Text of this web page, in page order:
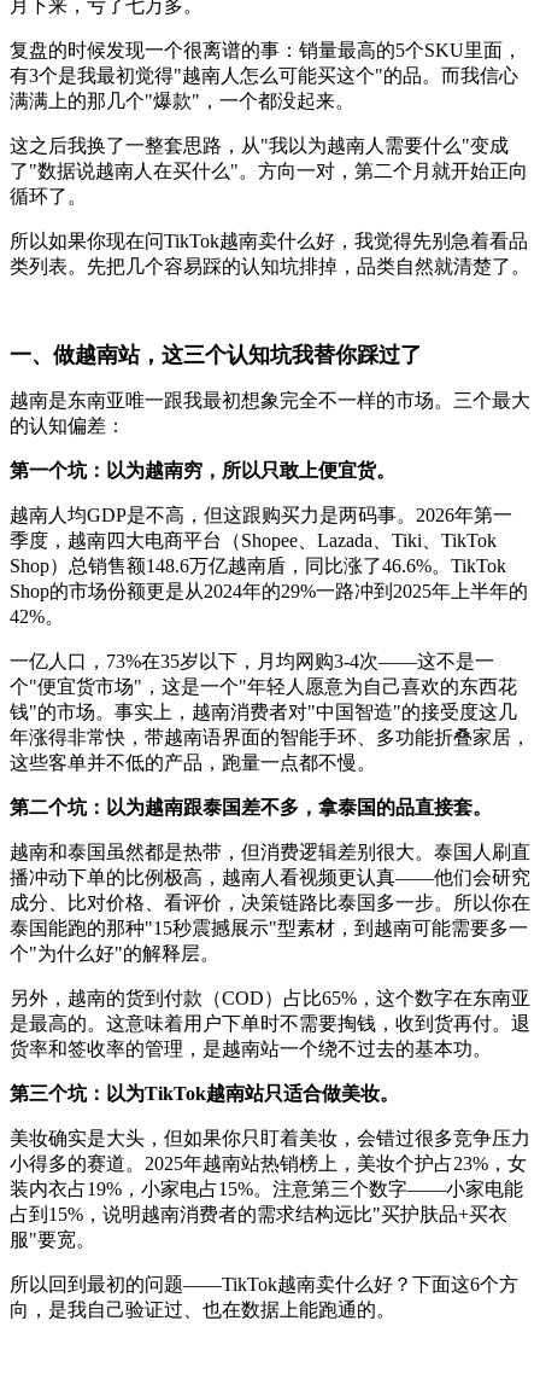
月下来，亏了七万多。
复盘的时候发现一个很离谱的事：销量最高的5个SKU里面，
有3个是我最初觉得"越南人怎么可能买这个"的品。而我信心
满满上的那几个"爆款"，一个都没起来。
这之后我换了一整套思路，从"我以为越南人需要什么"变成
了"数据说越南人在买什么"。方向一对，第二个月就开始正向
循环了。
所以如果你现在问TikTok越南卖什么好，我觉得先别急着看品
类列表。先把几个容易踩的认知坑排掉，品类自然就清楚了。
一、做越南站，这三个认知坑我替你踩过了
越南是东南亚唯一跟我最初想象完全不一样的市场。三个最大
的认知偏差：
第一个坑：以为越南穷，所以只敢上便宜货。
越南人均GDP是不高，但这跟购买力是两码事。2026年第一
季度，越南四大电商平台（Shopee、Lazada、Tiki、TikTok
Shop）总销售额148.6万亿越南盾，同比涨了46.6%。TikTok
Shop的市场份额更是从2024年的29%一路冲到2025年上半年的
42%。
一亿人口，73%在35岁以下，月均网购3-4次——这不是一
个"便宜货市场"，这是一个"年轻人愿意为自己喜欢的东西花
钱"的市场。事实上，越南消费者对"中国智造"的接受度这几
年涨得非常快，带越南语界面的智能手环、多功能折叠家居，
这些客单并不低的产品，跑量一点都不慢。
第二个坑：以为越南跟泰国差不多，拿泰国的品直接套。
越南和泰国虽然都是热带，但消费逻辑差别很大。泰国人刷直
播冲动下单的比例极高，越南人看视频更认真——他们会研究
成分、比对价格、看评价，决策链路比泰国多一步。所以你在
泰国能跑的那种"15秒震撼展示"型素材，到越南可能需要多一
个"为什么好"的解释层。
另外，越南的货到付款（COD）占比65%，这个数字在东南亚
是最高的。这意味着用户下单时不需要掏钱，收到货再付。退
货率和签收率的管理，是越南站一个绕不过去的基本功。
第三个坑：以为TikTok越南站只适合做美妆。
美妆确实是大头，但如果你只盯着美妆，会错过很多竞争压力
小得多的赛道。2025年越南站热销榜上，美妆个护占23%，女
装内衣占19%，小家电占15%。注意第三个数字——小家电能
占到15%，说明越南消费者的需求结构远比"买护肤品+买衣
服"要宽。
所以回到最初的问题——TikTok越南卖什么好？下面这6个方
向，是我自己验证过、也在数据上能跑通的。